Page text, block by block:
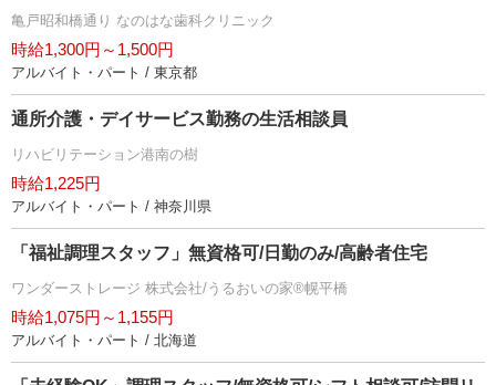
亀戸昭和橋通り なのはな歯科クリニック
時給1,300円～1,500円
アルバイト・パート / 東京都
通所介護・デイサービス勤務の生活相談員
リハビリテーション港南の樹
時給1,225円
アルバイト・パート / 神奈川県
「福祉調理スタッフ」無資格可/日勤のみ/高齢者住宅
ワンダーストレージ 株式会社/うるおいの家®幌平橋
時給1,075円～1,155円
アルバイト・パート / 北海道